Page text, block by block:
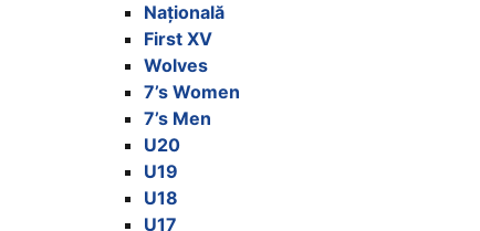
Națională
First XV
Wolves
7’s Women
7’s Men
U20
U19
U18
U17